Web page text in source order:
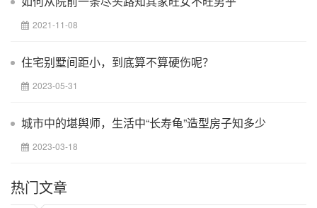
2021-11-08
住宅别墅间距小，到底算不算硬伤呢？
2023-05-31
城市中的堪舆师，生活中“长寿龟”造型房子知多少
2023-03-18
热门文章